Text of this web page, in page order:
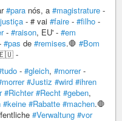
#para nós, a #magistrature -
- # vai #faire - #filho -
- #raison, EU' - #em
#pas de #remises.🛑 #Bom
-
- #gleich, #morrer-
#Justiz #wird #ihren
#Richter #Recht #geben,
#keine #Rabatte #machen.🛑
#Verwaltung #vor